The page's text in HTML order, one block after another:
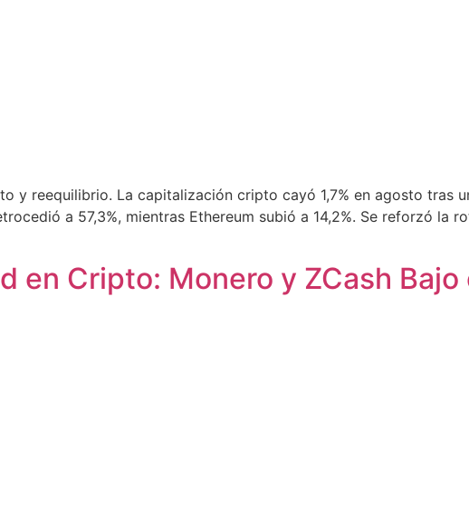
y reequilibrio. La capitalización cripto cayó 1,7% en agosto tras
a 57,3%, mientras Ethereum subió a 14,2%. Se reforzó la
en Cripto: Monero y ZCash